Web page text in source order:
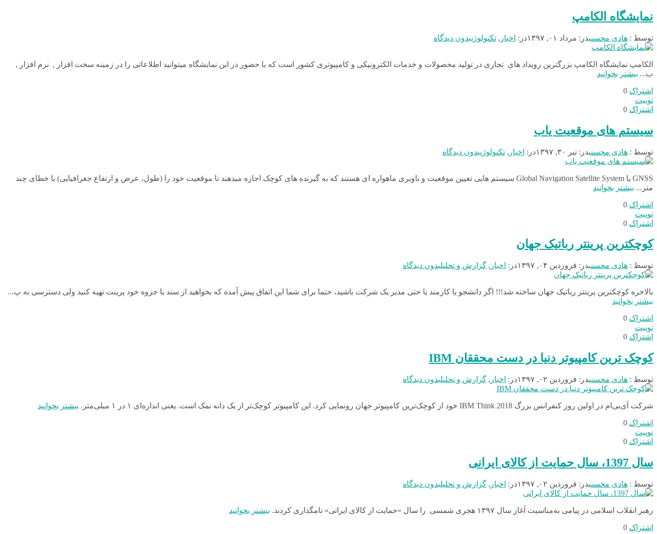
نمایشگاه الکامپ
توسط : هادی محسنیدر: مرداد ۰۱, ۱۳۹۷ در: اخبار , تکنولوژیبدون دیدگاه
الکامپ نمایشگاه الکامپ بزرگترین رویداد های تجاری در تولید محصولات و خدمات الکترونیکی و کامپیوتری کشور است که با حضور در این نمایشگاه میتوانید اطلاعاتی را در زمینه سخت افزار , نرم افزار ,
ب... بیشتر بخوانید
اشتراک 0
توییت
اشتراک 0
سیستم های موقعیت یاب
توسط : هادی محسنیدر: تیر ۳۰, ۱۳۹۷ در: اخبار , تکنولوژیبدون دیدگاه
GNSS یا Global Navigation Satellite System سیستم هایی تعیین موقعیت و ناوبری ماهواره ای هستند که به گیرنده های کوچک اجازه میدهند تا موقعیت خود را (طول، عرض و ارتفاع جغرافیایی) با خطای چند
متر... بیشتر بخوانید
اشتراک 0
توییت
اشتراک 0
کوچکترین پرینتر رباتیک جهان
توسط : هادی محسنیدر: فروردین ۰۴, ۱۳۹۷ در: اخبار , گزارش و تحلیلبدون دیدگاه
بالاخره کوچکترین پرینتر رباتیک جهان ساخته شد!!! اگر دانشجو یا کارمند یا حتی مدیر یک شرکت باشید، حتما برای شما این اتفاق پیش آمده که بخواهید از سند یا جزوه خود پرینت تهیه کنید ولی دسترسی به پ...
بیشتر بخوانید
اشتراک 0
توییت
اشتراک 0
کوچک ترین کامپیوتر دنیا در دست محققان IBM
توسط : هادی محسنیدر: فروردین ۰۲, ۱۳۹۷ در: اخبار , گزارش و تحلیلبدون دیدگاه
شرکت آی‌بی‌ام در اولین روز کنفرانس بزرگ IBM Think 2018 خود از کوچک‌ترین کامپیوتر جهان رونمایی کرد. این کامپیوتر کوچک‌تر از یک دانه نمک است. یعنی اندازه‌ای ۱ در ۱ میلی‌متر. بیشتر بخوانید
اشتراک 0
توییت
اشتراک 0
سال 1397، سال حمایت از کالای ایرانی
توسط : هادی محسنیدر: فروردین ۰۲, ۱۳۹۷ در: اخبار , گزارش و تحلیلبدون دیدگاه
رهبر انقلاب اسلامی در پیامی به‌مناسبت آغاز سال ۱۳۹۷ هجری شمسی را سال «حمایت از کالای ایرانی» نامگذاری کردند. بیشتر بخوانید
اشتراک 0